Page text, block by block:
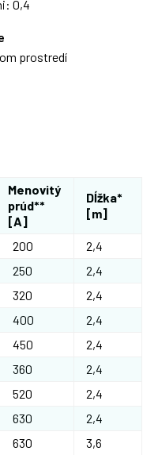
0,4
prostredí
Menovitý
prúd**
[A]
Dĺžka*
[m]
200
2,4
250
2,4
320
2,4
400
2,4
450
2,4
360
2,4
520
2,4
630
2,4
630
3,6